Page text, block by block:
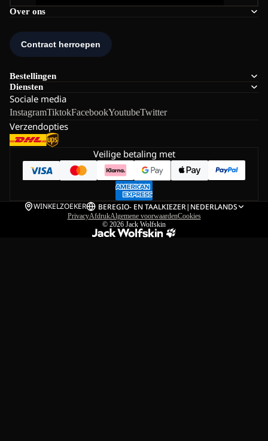
Over ons
Bestellingen
Diensten
Sociale media
InstagramTiktokFacebookYoutubeTwitter
Verzendopties
Veilige betaling met
WINKELZOEKER BEREGIO- EN TAALKIEZER| NEDERLANDS
PrivacyAfdrukAlgemene voorwaardenCookies
© 2026 Jack Wolfskin